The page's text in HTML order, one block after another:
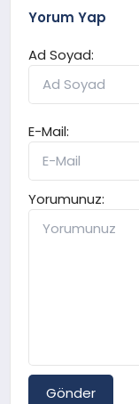
Yorum Yap
Ad Soyad:
E-Mail:
Yorumunuz:
Gönder